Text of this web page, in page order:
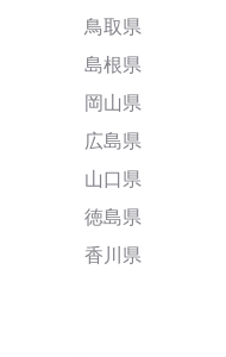
鳥取県
島根県
岡山県
広島県
山口県
徳島県
香川県